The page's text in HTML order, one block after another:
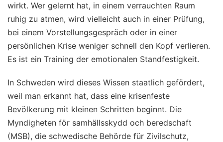
wirkt. Wer gelernt hat, in einem verrauchten Raum
ruhig zu atmen, wird vielleicht auch in einer Prüfung,
bei einem Vorstellungsgespräch oder in einer
persönlichen Krise weniger schnell den Kopf verlieren.
Es ist ein Training der emotionalen Standfestigkeit.
In Schweden wird dieses Wissen staatlich gefördert,
weil man erkannt hat, dass eine krisenfeste
Bevölkerung mit kleinen Schritten beginnt. Die
Myndigheten för samhällsskydd och beredschaft
(MSB), die schwedische Behörde für Zivilschutz,